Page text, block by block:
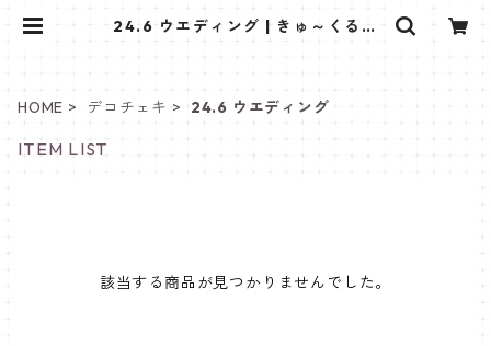
24.6 ウエディング | きゅ～くるし
HOME デコチェキ 24.6 ウエディング
ITEM LIST
該当する商品が見つかりませんでした。